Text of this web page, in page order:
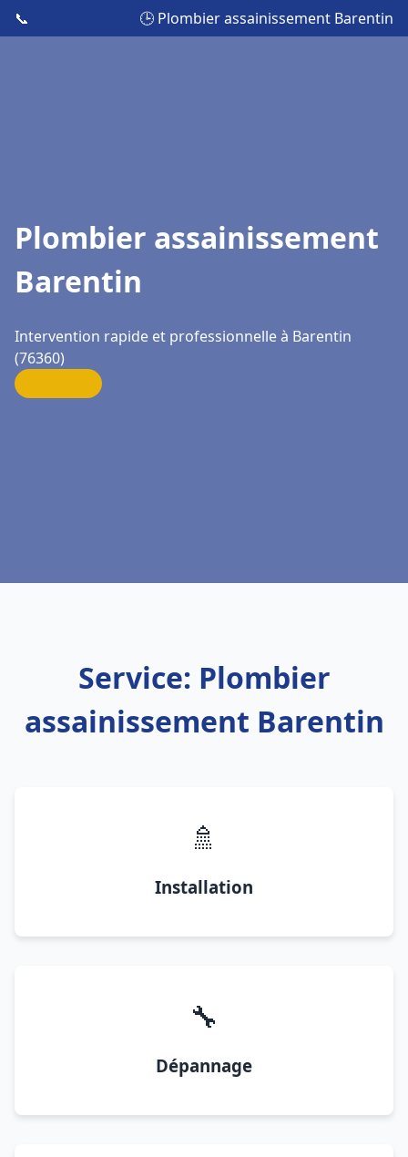
📞 🕒 Plombier assainissement Barentin
Plombier assainissement
Barentin
Intervention rapide et professionnelle à Barentin
(76360)
Service: Plombier
assainissement Barentin
🚿
Installation
🔧
Dépannage